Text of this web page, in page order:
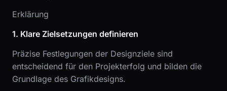
Erklärung
1. Klare Zielsetzungen definieren
Präzise Festlegungen der Designziele sind
entscheidend für den Projekterfolg und bilden die
Grundlage des Grafikdesigns.